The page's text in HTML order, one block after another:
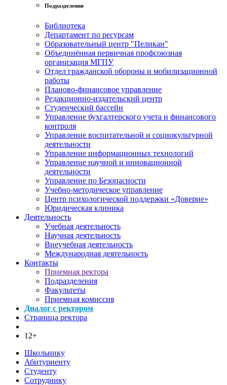
Подразделения
Библиотека
Департамент по ресурсам
Образовательный центр "Пеликан"
Объединённая первичная профсоюзная
организация МГПУ
Отдел гражданской обороны и мобилизационной
работы
Планово-финансовое управление
Редакционно-издательский центр
Студенческий бассейн
Управление бухгалтерского учета и финансового
контроля
Управление воспитательной и социокультурной
деятельности
Управление информационных технологий
Управление научной и инновационной
деятельности
Управление по Безопасности
Учебно-методическое управление
Центр психологической поддержки «Доверие»
Юридическая клиника
Деятельность
Учебная деятельность
Научная деятельность
Внеучебная деятельность
Международная деятельность
Контакты
Приемная ректора
Подразделения
Факультеты
Приемная комиссия
Диалог с ректором
Страница ректора
12+
Школьнику
Абитуриенту
Студенту
Сотруднику